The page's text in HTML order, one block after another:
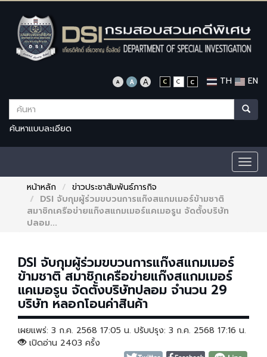
TH EN
ค้นหาแบบละเอียด
หน้าหลัก
ข่าวประชาสัมพันธ์ภารกิจ
DSI จับกุมผู้ร่วมขบวนการแก๊งสแกมเมอร์ข้ามชาติ
สมาชิกเครือข่ายแก๊งสแกมเมอร์แคเมอรูน จัดตั้งบริษัท
ปลอม...
DSI จับกุมผู้ร่วมขบวนการแก๊งสแกมเมอร์
ข้ามชาติ สมาชิกเครือข่ายแก๊งสแกมเมอร์
แคเมอรูน จัดตั้งบริษัทปลอม จำนวน 29
บริษัท หลอกโอนค่าสินค้า
เผยแพร่: 3 ก.ค. 2568 17:05 น. ปรับปรุง: 3 ก.ค. 2568 17:16 น.
เปิดอ่าน 2403 ครั้ง